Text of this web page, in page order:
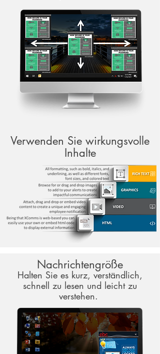
Verwenden Sie wirkungsvolle
Inhalte
Nachrichtengröße
Halten Sie es kurz, verständlich,
schnell zu lesen und leicht zu
verstehen.